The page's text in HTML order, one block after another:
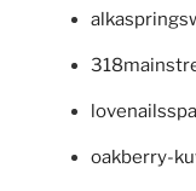
oakberry-